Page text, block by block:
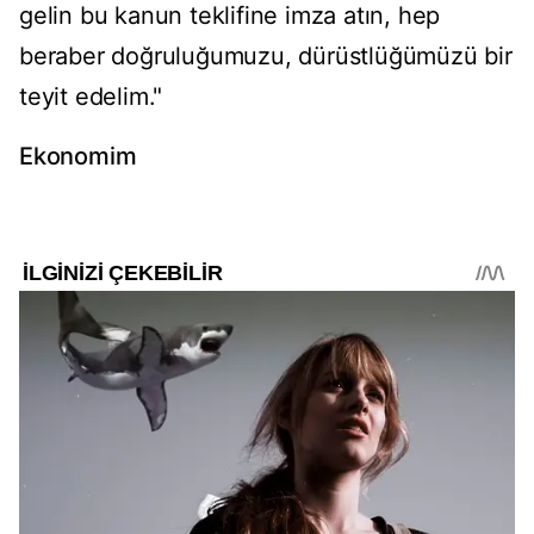
gelin bu kanun teklifine imza atın, hep
beraber doğruluğumuzu, dürüstlüğümüzü bir
teyit edelim."
Ekonomim